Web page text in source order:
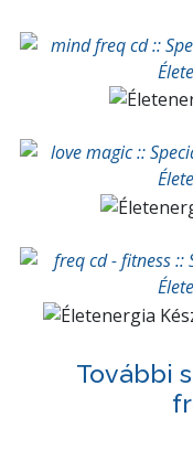
További